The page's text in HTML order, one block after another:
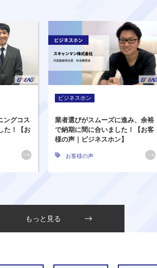
ングコス
た！【お
ビジネスホン
業者選びがスムーズに進み、余裕
で納期に間に合いました！【お客
様の声｜ビジネスホン】
お客様の声
もっと見る